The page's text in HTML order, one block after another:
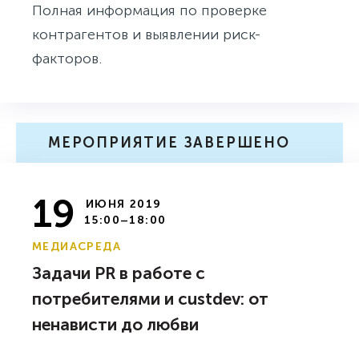
Полная информация по проверке
контрагентов и выявлении риск-
факторов.
МЕРОПРИЯТИЕ ЗАВЕРШЕНО
19
ИЮНЯ 2019
15:00–18:00
МЕДИАСРЕДА
Задачи PR в работе с
потребителями и custdev: от
ненависти до любви